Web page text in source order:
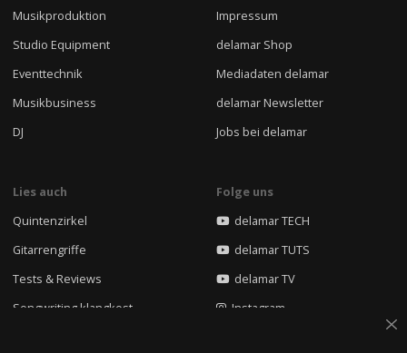
Musikproduktion
Studio Equipment
Eventtechnik
Musikbusiness
DJ
Impressum
delamar Shop
Mediadaten delamar
delamar Newsletter
Jobs bei delamar
Lies auch
Quintenzirkel
Gitarrengriffe
Tests & Reviews
Songwriting klangkost
Folge uns
delamar TECH
delamar TUTS
delamar TV
Instagram